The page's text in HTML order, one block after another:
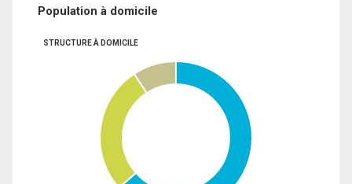
Population à domicile
STRUCTURE À DOMICILE